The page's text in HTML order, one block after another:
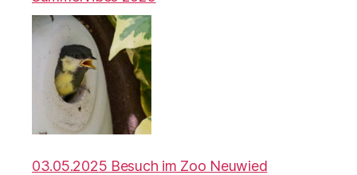
03.05.2025 Besuch im Zoo Neuwied